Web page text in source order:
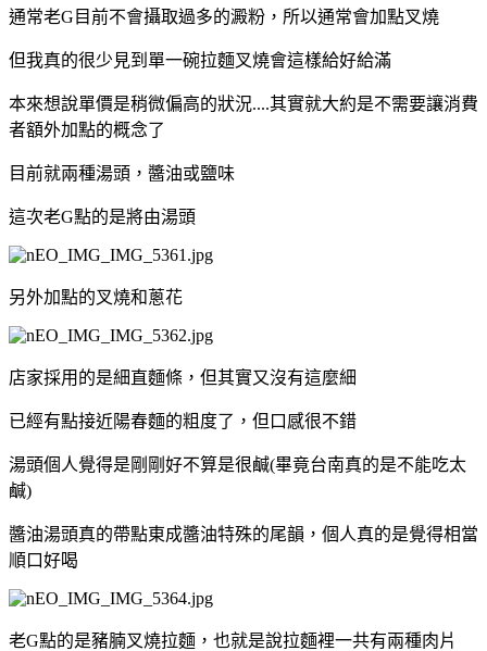
通常老G目前不會攝取過多的澱粉，所以通常會加點叉燒
但我真的很少見到單一碗拉麵叉燒會這樣給好給滿
本來想說單價是稍微偏高的狀況....其實就大約是不需要讓消費
者額外加點的概念了
目前就兩種湯頭，醬油或鹽味
這次老G點的是將由湯頭
另外加點的叉燒和蔥花
店家採用的是細直麵條，但其實又沒有這麼細
已經有點接近陽春麵的粗度了，但口感很不錯
湯頭個人覺得是剛剛好不算是很鹹(畢竟台南真的是不能吃太
鹹)
醬油湯頭真的帶點東成醬油特殊的尾韻，個人真的是覺得相當
順口好喝
老G點的是豬腩叉燒拉麵，也就是說拉麵裡一共有兩種肉片